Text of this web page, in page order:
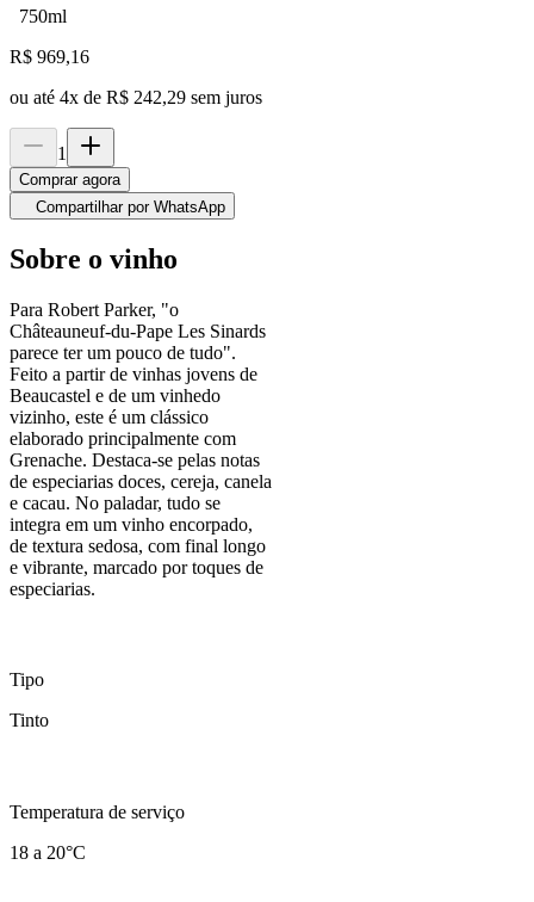
750ml
R$ 969,16
ou até 4x de R$ 242,29 sem juros
1
Comprar agora
Compartilhar por WhatsApp
Sobre o vinho
Para Robert Parker, "o
Châteauneuf-du-Pape Les Sinards
parece ter um pouco de tudo".
Feito a partir de vinhas jovens de
Beaucastel e de um vinhedo
vizinho, este é um clássico
elaborado principalmente com
Grenache. Destaca-se pelas notas
de especiarias doces, cereja, canela
e cacau. No paladar, tudo se
integra em um vinho encorpado,
de textura sedosa, com final longo
e vibrante, marcado por toques de
especiarias.
Tipo
Tinto
Temperatura de serviço
18 a 20°C